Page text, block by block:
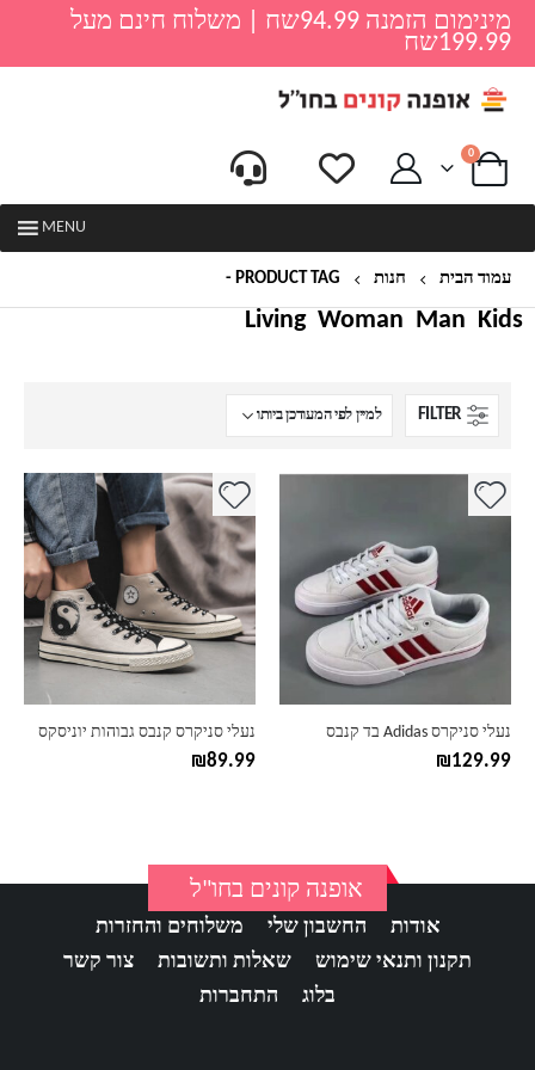
מינימום הזמנה 94.99שח | משלוח חינם מעל
199.99שח
0
MENU
עמוד הבית חנות PRODUCT TAG -
Kids
Man
Woman
Living
FILTER
נעלי סניקרס Adidas בד קנבס
₪129.99
למוצר
סוגים.
ניתן
לבחור
בעמוד
נעלי סניקרס קנבס גבוהות יוניסקס
₪89.99
למוצר
יש
מספר
סוגים.
ניתן
לבחור
בעמוד
המוצר
אופנה קונים בחו"ל
אודות החשבון שלי
משלוחים והחזרות
תקנון ותנאי שימוש
שאלות ותשובות
צור קשר
בלוג
התחברות